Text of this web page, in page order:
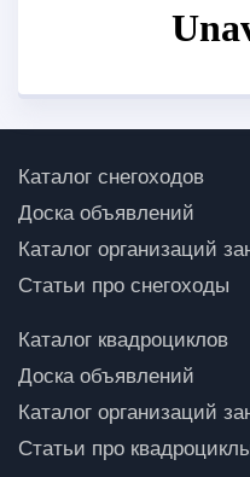
Каталог снегоходов
Доска объявлений
Каталог организаций
Статьи про снегоходы
Каталог квадроциклов
Доска объявлений
Каталог организаций
Статьи про